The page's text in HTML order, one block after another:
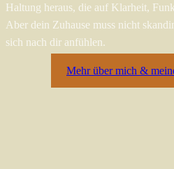
Haltung heraus, die auf Klarheit,
Aber dein Zuhause muss nicht
sich nach dir anfühlen.
Mehr über mich &